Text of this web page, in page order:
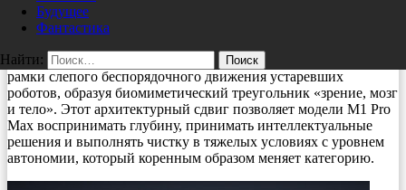
Будущее
Фантастика
Найти:
Award, модель iGarden M1 Pro Max выпущена в продажу во
всем мире, устанавливая новый технический стандарт в
двойным зрением. Это флагманское устройство выходит за
рамки слепого беспорядочного движения устаревших
роботов, образуя биомиметический треугольник «зрение, мозг
и тело». Этот архитектурный сдвиг позволяет модели M1 Pro
Max воспринимать глубину, принимать интеллектуальные
решения и выполнять чистку в тяжелых условиях с уровнем
автономии, который коренным образом меняет категорию.